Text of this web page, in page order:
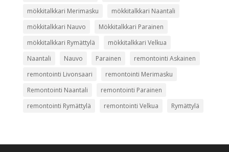
mökkitalkkari Merimasku
mökkitalkkari Naantali
mökkitalkkari Nauvo
Mökkitalkkari Parainen
mökkitalkkari Rymättylä
mökkitalkkari Velkua
Naantali
Nauvo Parainen
remontointi Askainen
remontointi Livonsaari
remontointi Merimasku
Remontointi Naantali
remontointi Parainen
remontointi Rymättylä
remontointi Velkua Rymättylä